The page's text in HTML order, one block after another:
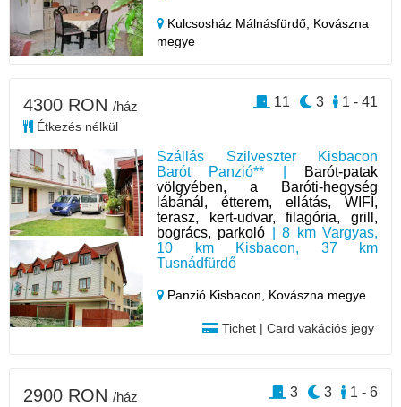
Kulcsosház Málnásfürdő, Kovászna
megye
Szállás Szilveszter Kisbacon
Barót Panzió** |
Barót-patak
völgyében, a Baróti-hegység
lábánál, étterem, ellátás, WIFI,
terasz, kert-udvar, filagória, grill,
bogrács, parkoló | 8 km Vargyas,
10 km Kisbacon, 37 km
Tusnádfürdő
Panzió Kisbacon, Kovászna megye
Tichet | Card vakációs jegy
4300 RON /ház
Étkezés nélkül
1 - 41
3
11
2900 RON /ház 1 - 6
3
3